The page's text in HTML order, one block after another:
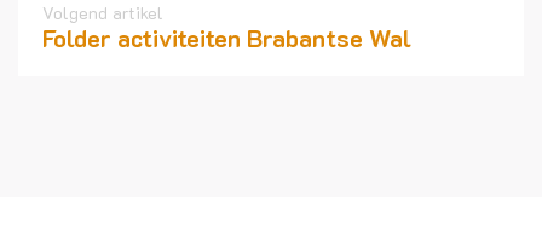
Volgend artikel
Folder activiteiten Brabantse Wal